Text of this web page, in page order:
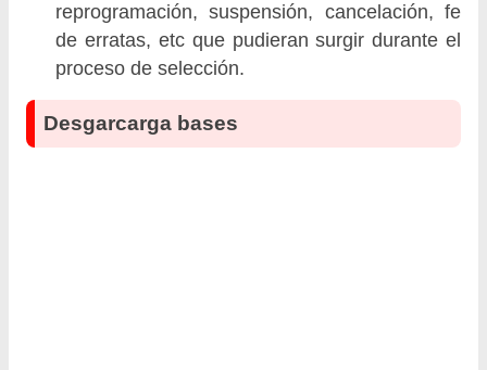
reprogramación, suspensión, cancelación, fe
de erratas, etc que pudieran surgir durante el
proceso de selección.
Desgarcarga bases